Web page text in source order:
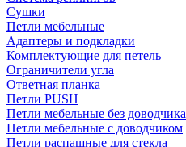
Сушки
Петли мебельные
Адаптеры и подкладки
Комплектующие для петель
Ограничители угла
Ответная планка
Петли PUSH
Петли мебельные без доводчика
Петли мебельные с доводчиком
Петли распашные для стекла